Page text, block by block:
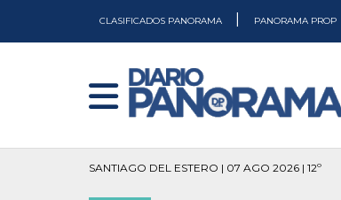
CLASIFICADOS PANORAMA PANORAMA PROP
SANTIAGO DEL ESTERO | 07 AGO 2026 | 12º